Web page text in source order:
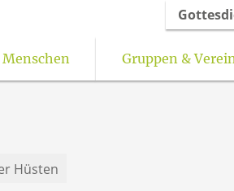
Menschen Gruppen &
Hüsten